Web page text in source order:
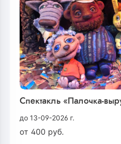
Спектакль «Палочка-
до 13-09-2026 г.
от 400 руб.